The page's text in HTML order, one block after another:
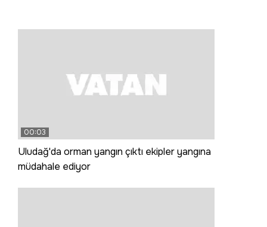
00:03
Uludağ'da orman yangın çıktı ekipler yangına
müdahale ediyor